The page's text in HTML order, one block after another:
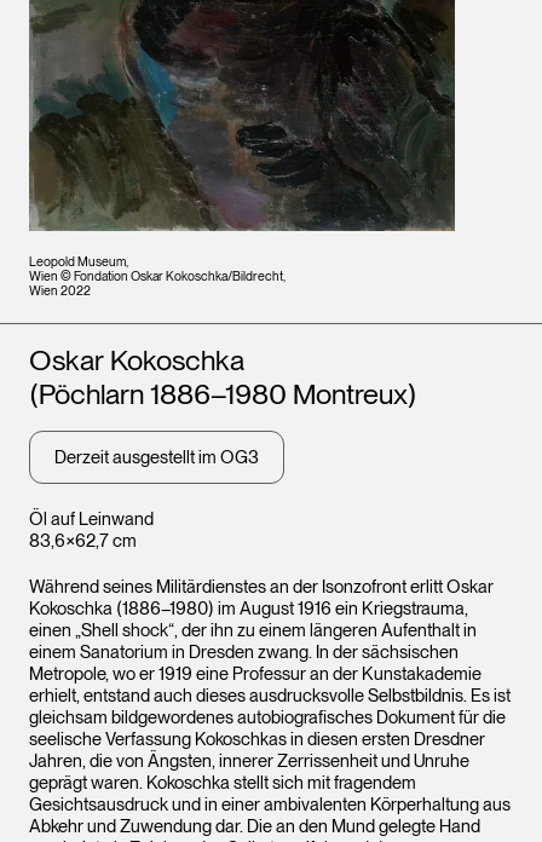
Leopold Museum,
Wien © Fondation Oskar Kokoschka/Bildrecht,
Wien 2022
Öl auf Leinwand
83,6×62,7 cm
Künstler*innen
Oskar Kokoschka
(Pöchlarn 1886–1980 Montreux)
Derzeit ausgestellt im OG3
Während seines Militärdienstes an der Isonzofront erlitt Oskar
Kokoschka (1886–1980) im August 1916 ein Kriegstrauma,
einen „Shell shock“, der ihn zu einem längeren Aufenthalt in
einem Sanatorium in Dresden zwang. In der sächsischen
Metropole, wo er 1919 eine Professur an der Kunstakademie
erhielt, entstand auch dieses ausdrucksvolle Selbstbildnis. Es ist
gleichsam bildgewordenes autobiografisches Dokument für die
seelische Verfassung Kokoschkas in diesen ersten Dresdner
Jahren, die von Ängsten, innerer Zerrissenheit und Unruhe
geprägt waren. Kokoschka stellt sich mit fragendem
Gesichtsausdruck und in einer ambivalenten Körperhaltung aus
Abkehr und Zuwendung dar. Die an den Mund gelegte Hand